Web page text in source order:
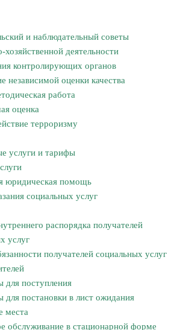
и наблюдательный советы
деятельности
контролирующих органов
независимой оценки качества
работа
оценка
терроризму
услуги и тарифы
юридическая помощь
социальных услуг
распорядка получателей
услуг
получателей социальных услуг
для поступления
для постановки в лист ожидания
места
обслуживание в стационарной форме